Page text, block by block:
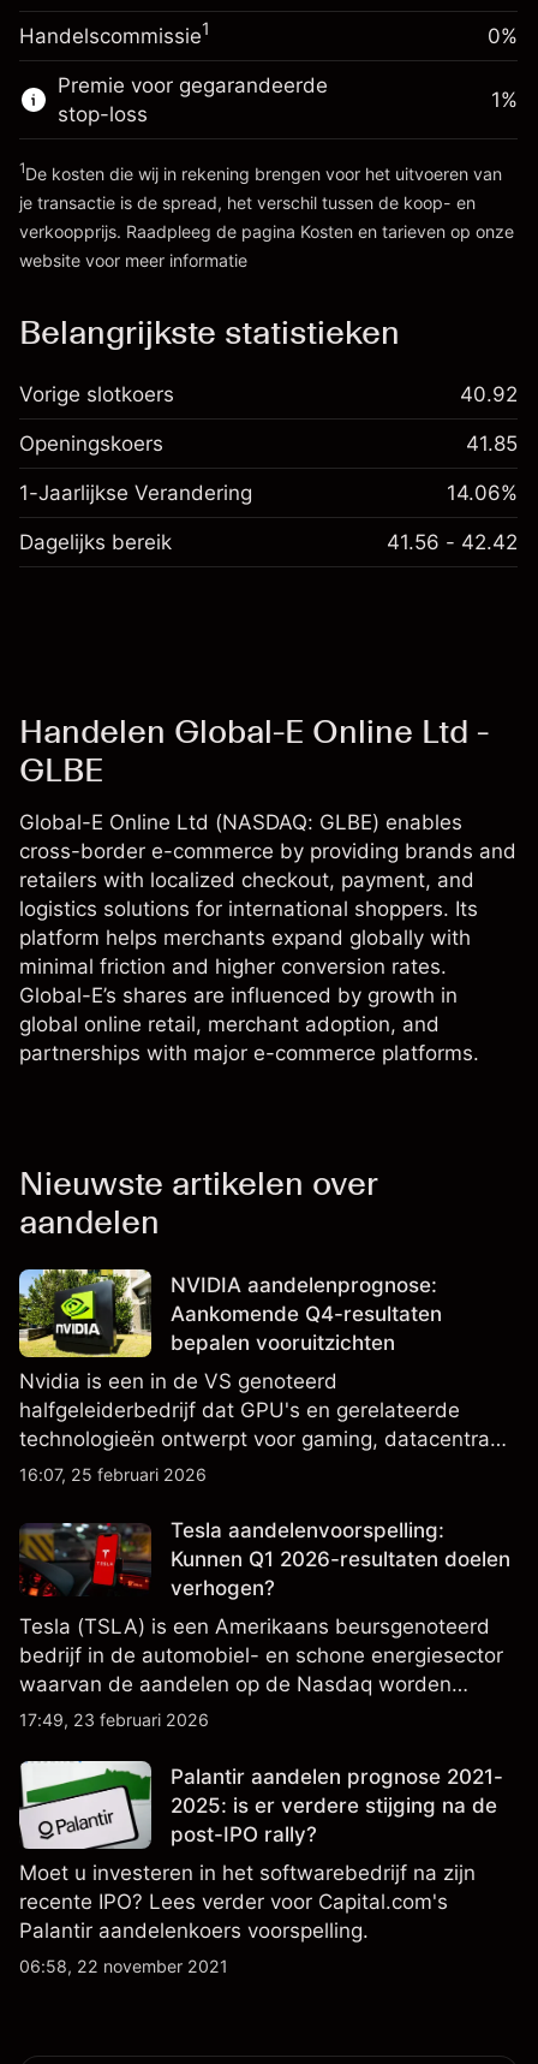
Ga naar het platform
Positiegrootte met hefboom ~$5,000.00
Bedrag van hefboom ~
Ga naar het platform
Handelscommissie1 0%
Premie voor gegarandeerde
stop-loss
1%
1De kosten die wij in rekening brengen voor het uitvoeren van
je transactie is de spread, het verschil tussen de koop- en
verkoopprijs. Raadpleeg de pagina Kosten en tarieven op onze
website voor meer informatie
Belangrijkste statistieken
Vorige slotkoers 40.92
Openingskoers 41.85
1-Jaarlijkse Verandering 14.06%
Dagelijks bereik 41.56 - 42.42
Handelen Global-E Online Ltd -
GLBE
Global-E Online Ltd (NASDAQ: GLBE) enables
cross-border e-commerce by providing brands and
retailers with localized checkout, payment, and
logistics solutions for international shoppers. Its
platform helps merchants expand globally with
minimal friction and higher conversion rates.
Global-E’s shares are influenced by growth in
global online retail, merchant adoption, and
partnerships with major e-commerce platforms.
Nieuwste artikelen over
aandelen
NVIDIA aandelenprognose:
Aankomende Q4-resultaten
bepalen vooruitzichten
Nvidia is een in de VS genoteerd
halfgeleiderbedrijf dat GPU's en gerelateerde
technologieën ontwerpt voor gaming, datacentra
en AI, en is een belangrijke component van
NVDA-koersdoelen en technische analyse.
16:07, 25 februari 2026
Tesla aandelenvoorspelling:
Kunnen Q1 2026-resultaten doelen
verhogen?
Tesla (TSLA) is een Amerikaans beursgenoteerd
bedrijf in de automobiel- en schone energiesector
waarvan de aandelen op de Nasdaq worden
verhandeld en nauwlettend worden gevolgd op
ontwikkelingen in technologie en productie.
17:49, 23 februari 2026
Palantir aandelen prognose 2021-
2025: is er verdere stijging na de
post-IPO rally?
Moet u investeren in het softwarebedrijf na zijn
recente IPO? Lees verder voor Capital.com's
Palantir aandelenkoers voorspelling.
06:58, 22 november 2021